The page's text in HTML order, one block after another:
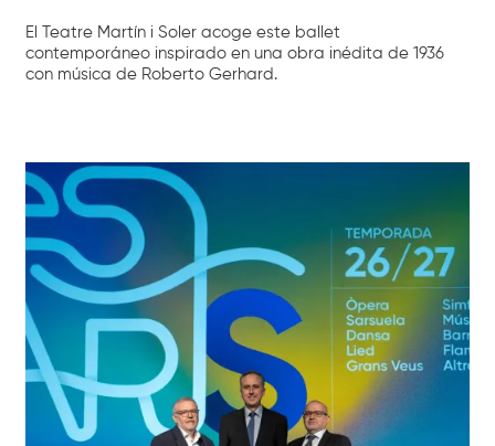
El Teatre Martín i Soler acoge este ballet
contemporáneo inspirado en una obra inédita de 1936
con música de Roberto Gerhard.